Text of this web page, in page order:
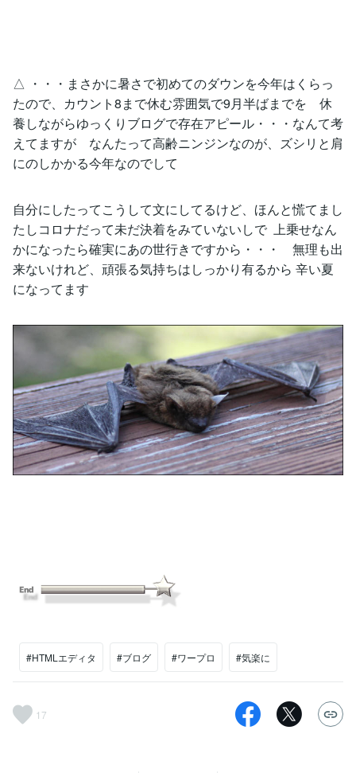
△ ・・・まさかに暑さで初めてのダウンを今年はくらっ
たので、カウント8まで休む雰囲気で9月半ばまでを 休
養しながらゆっくりブログで存在アピール・・・なんて考
えてますが なんたって高齢ニンジンなのが、ズシリと肩
にのしかかる今年なのでして
自分にしたってこうして文にしてるけど、ほんと慌てまし
たしコロナだって未だ決着をみていないしで 上乗せなん
かになったら確実にあの世行きですから・・・ 無理も出
来ないけれど、頑張る気持ちはしっかり有るから 辛い夏
になってます
#HTMLエディタ #ブログ #ワープロ #気楽に
17